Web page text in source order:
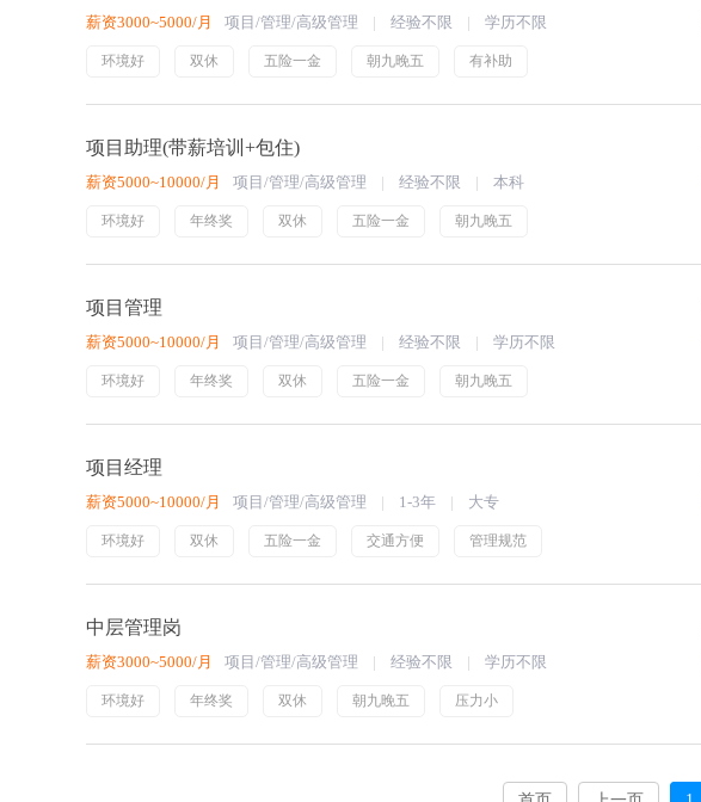
薪资3000~5000/月 项目/管理/高级管理 经验不限 学历不限
环境好 双休 五险一金 朝九晚五 有补助
项目助理(带薪培训+包住)
薪资5000~10000/月 项目/管理/高级管理 经验不限 本科
环境好 年终奖 双休 五险一金 朝九晚五
项目管理
薪资5000~10000/月 项目/管理/高级管理 经验不限 学历不限
环境好 年终奖 双休 五险一金 朝九晚五
项目经理
薪资5000~10000/月 项目/管理/高级管理 1-3年 大专
环境好 双休 五险一金 交通方便 管理规范
中层管理岗
薪资3000~5000/月 项目/管理/高级管理 经验不限 学历不限
环境好 年终奖 双休 朝九晚五 压力小